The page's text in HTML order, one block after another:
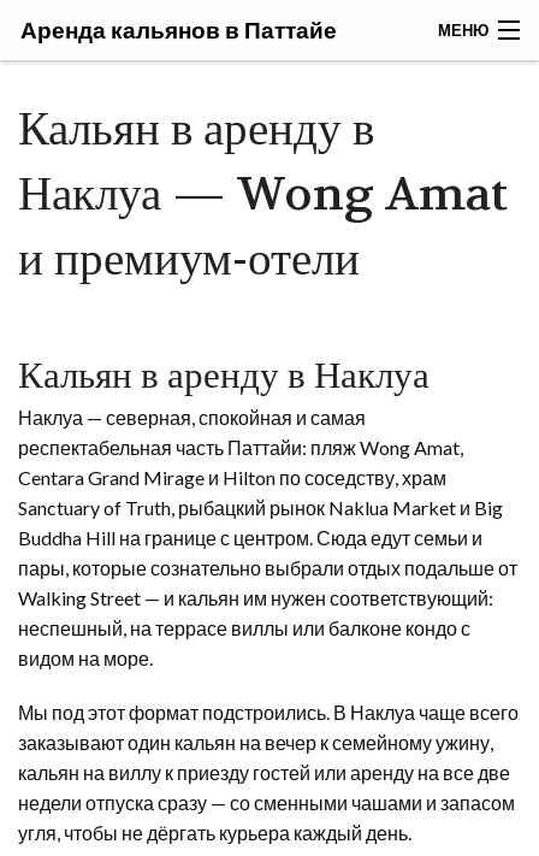
Аренда кальянов в Паттайе МЕНЮ
КАЛЬЯНЫ
ТАБАК ДЛЯ КАЛЬЯНОВ
ПОЛЕЗНЫЕ СОВЕТЫ
Кальян в аренду в
Наклуа — Wong Amat
и премиум-отели
Кальян в аренду в Наклуа
Наклуа — северная, спокойная и самая
респектабельная часть Паттайи: пляж Wong Amat,
Centara Grand Mirage и Hilton по соседству, храм
Sanctuary of Truth, рыбацкий рынок Naklua Market и Big
Buddha Hill на границе с центром. Сюда едут семьи и
пары, которые сознательно выбрали отдых подальше от
Walking Street — и кальян им нужен соответствующий:
неспешный, на террасе виллы или балконе кондо с
видом на море.
Мы под этот формат подстроились. В Наклуа чаще всего
заказывают один кальян на вечер к семейному ужину,
кальян на виллу к приезду гостей или аренду на все две
недели отпуска сразу — со сменными чашами и запасом
угля, чтобы не дёргать курьера каждый день.